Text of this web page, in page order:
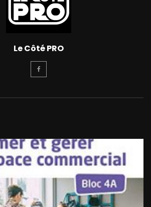
Le Côté PRO